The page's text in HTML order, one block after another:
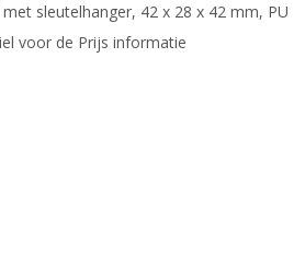
sleutelhanger, 42 x 28 x 42 mm, PU
voor de Prijs informatie